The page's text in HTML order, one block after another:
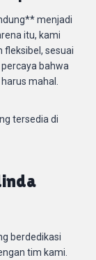
menjadi
itu, kami
sesuai
bahwa
mahal.
tersedia di
berdedikasi
tim kami.